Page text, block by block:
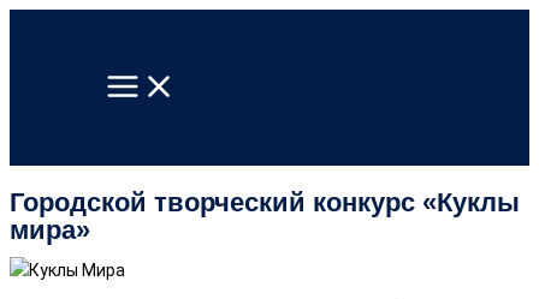
содержимому
Городской творческий конкурс «Куклы
мира»